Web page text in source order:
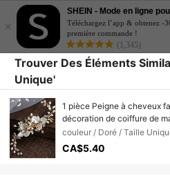
×
SHEIN - Mode en ligne
Téléchargez l’app & obtenez -
première commande !
(1,345)
Trouver Des Éléments
Unique'
1 pièce Peigne à cheveux
décoration de coiffure de
couleur / Doré / Taille
CA$5.40